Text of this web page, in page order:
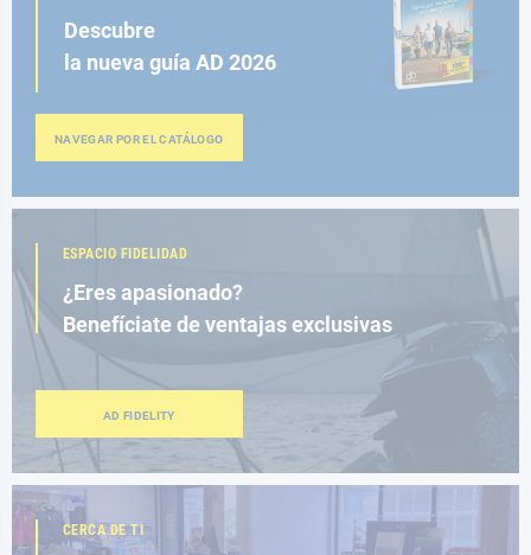
Descubre
la nueva guía AD 2026
NAVEGAR POR EL CATÁLOGO
ESPACIO FIDELIDAD
¿Eres apasionado?
Benefíciate de ventajas exclusivas
AD FIDELITY
CERCA DE TI